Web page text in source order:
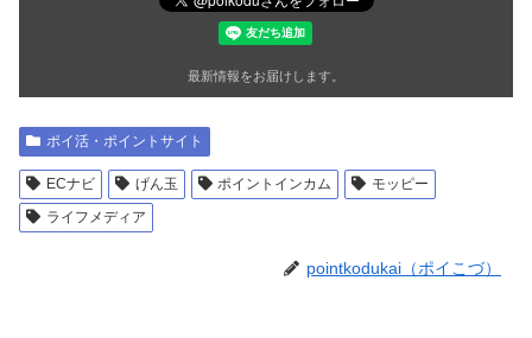
最新情報をお届けします。
ポイ活・ポイントサイト
ECナビ げん玉 ポイントインカム
モッピー
ライフメディア
pointkodukai（ポイこづ）